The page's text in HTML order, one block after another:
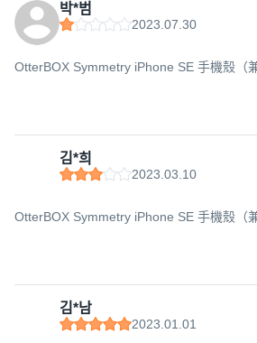
박*범
2023.07.30
OtterBOX Symmetry iPhone SE 手機殼（
김*희
2023.03.10
OtterBOX Symmetry iPhone SE 手機殼（
김*남
2023.01.01